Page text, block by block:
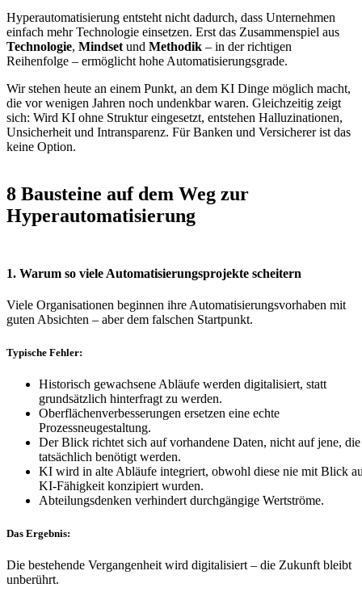
Hyperautomatisierung entsteht nicht dadurch, dass Unternehmen
einfach mehr Technologie einsetzen. Erst das Zusammenspiel aus
Technologie, Mindset und Methodik – in der richtigen
Reihenfolge – ermöglicht hohe Automatisierungsgrade.
Wir stehen heute an einem Punkt, an dem KI Dinge möglich macht,
die vor wenigen Jahren noch undenkbar waren. Gleichzeitig zeigt
sich: Wird KI ohne Struktur eingesetzt, entstehen Halluzinationen,
Unsicherheit und Intransparenz. Für Banken und Versicherer ist das
keine Option.
8 Bausteine auf dem Weg zur
Hyperautomatisierung
1. Warum so viele Automatisierungsprojekte scheitern
Viele Organisationen beginnen ihre Automatisierungsvorhaben mit
guten Absichten – aber dem falschen Startpunkt.
Typische Fehler:
Historisch gewachsene Abläufe werden digitalisiert, statt
grundsätzlich hinterfragt zu werden.
Oberflächenverbesserungen ersetzen eine echte
Prozessneugestaltung.
Der Blick richtet sich auf vorhandene Daten, nicht auf jene, die
tatsächlich benötigt werden.
KI wird in alte Abläufe integriert, obwohl diese nie mit Blick
KI-Fähigkeit konzipiert wurden.
Abteilungsdenken verhindert durchgängige Wertströme.
Das Ergebnis:
Die bestehende Vergangenheit wird digitalisiert – die Zukunft bleibt
unberührt.